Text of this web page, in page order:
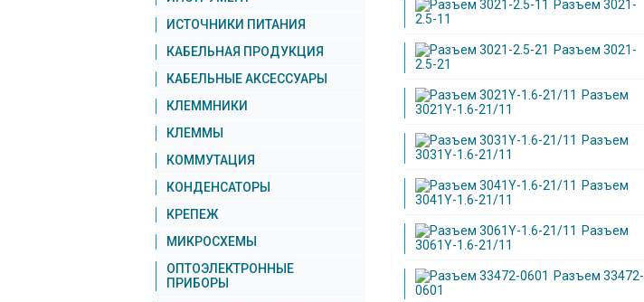
ИСТОЧНИКИ ПИТАНИЯ
КАБЕЛЬНАЯ ПРОДУКЦИЯ
КАБЕЛЬНЫЕ АКСЕССУАРЫ
КЛЕММНИКИ
КЛЕММЫ
КОММУТАЦИЯ
КОНДЕНСАТОРЫ
КРЕПЕЖ
МИКРОСХЕМЫ
ОПТОЭЛЕКТРОННЫЕ
ПРИБОРЫ
Разъем 3021-
2.5-11
Разъем 3021-
2.5-21
Разъем
3021Y-1.6-21/11
Разъем
3031Y-1.6-21/11
Разъем
3041Y-1.6-21/11
Разъем
3061Y-1.6-21/11
Разъем 33472-
0601